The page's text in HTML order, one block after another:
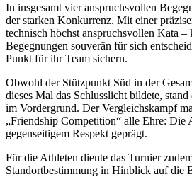
In insgesamt vier anspruchsvollen
der starken Konkurrenz. Mit einer
technisch höchst anspruchsvollen Kata –
Begegnungen souverän für sich
Punkt für ihr Team sichern.
Obwohl der Stützpunkt Süd in der
dieses Mal das Schlusslicht bildete,
im Vordergrund. Der Vergleichskampf
„Friendship Competition“ alle Ehre: Die
gegenseitigem Respekt geprägt.
Für die Athleten diente das Turnier
Standortbestimmung in Hinblick auf die